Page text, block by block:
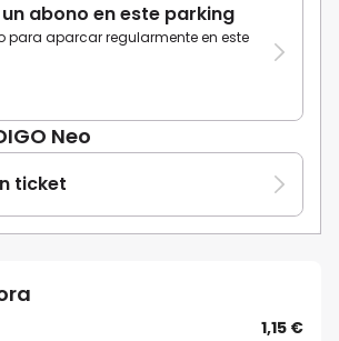
abono en este parking
para aparcar regularmente en este
Neo
ticket
1,15 €